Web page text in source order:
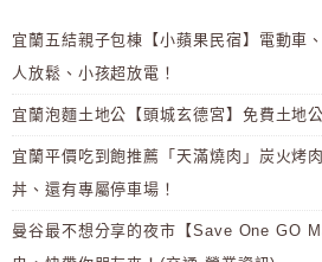
宜蘭五結親子包棟【小蘋果民宿】電動車
人放鬆、小孩超放電！
宜蘭泡麵土地公【頭城玄德宮】免費土地
宜蘭平價吃到飽推薦「天滿燒肉」炭火烤
丼、還有專屬停車場！
曼谷最不想分享的夜市【Save One GO